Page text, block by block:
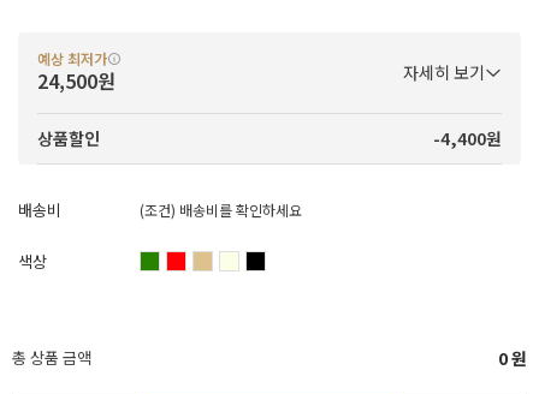
예상 최저가
24,500원 자세히 보기
상품할인 -4,400원
배송비 (조건) 배송비를 확인하세요
색상
총 상품 금액 0원